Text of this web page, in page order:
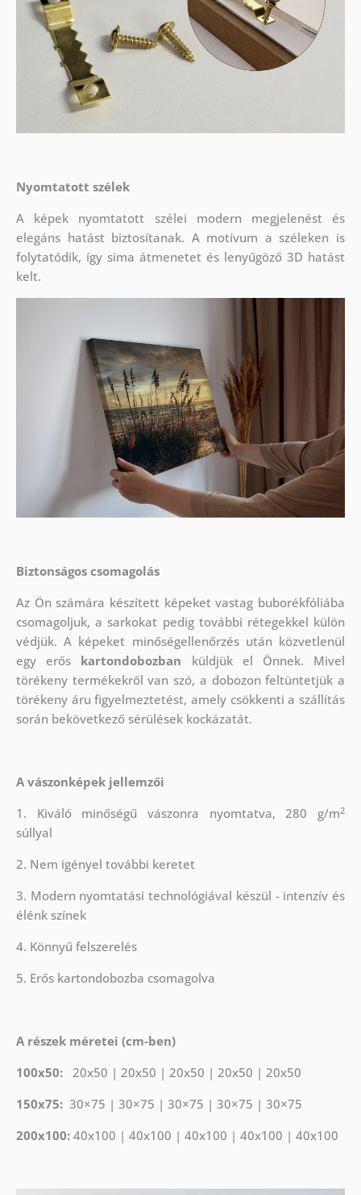
Nyomtatott szélek
A képek nyomtatott szélei modern megjelenést és
elegáns hatást biztosítanak. A motívum a széleken is
folytatódik, így sima átmenetet és lenyűgöző 3D hatást
kelt.
Biztonságos csomagolás
Az Ön számára készített képeket vastag buborékfóliába
csomagoljuk, a sarkokat pedig további rétegekkel külön
védjük. A képeket minőségellenőrzés után közvetlenül
egy erős kartondobozban küldjük el Önnek. Mivel
törékeny termékekről van szó, a dobozon feltüntetjük a
törékeny áru figyelmeztetést, amely csökkenti a szállítás
során bekövetkező sérülések kockázatát.
A vászonképek jellemzői
1. Kiváló minőségű vászonra nyomtatva, 280 g/m2
súllyal
2. Nem igényel további keretet
3. Modern nyomtatási technológiával készül - intenzív és
élénk színek
4. Könnyű felszerelés
5. Erős kartondobozba csomagolva
A részek méretei (cm-ben)
100x50: 20x50 | 20x50 | 20x50 | 20x50 | 20x50
150x75: 30×75 | 30×75 | 30×75 | 30×75 | 30×75
200x100: 40x100 | 40x100 | 40x100 | 40x100 | 40x100